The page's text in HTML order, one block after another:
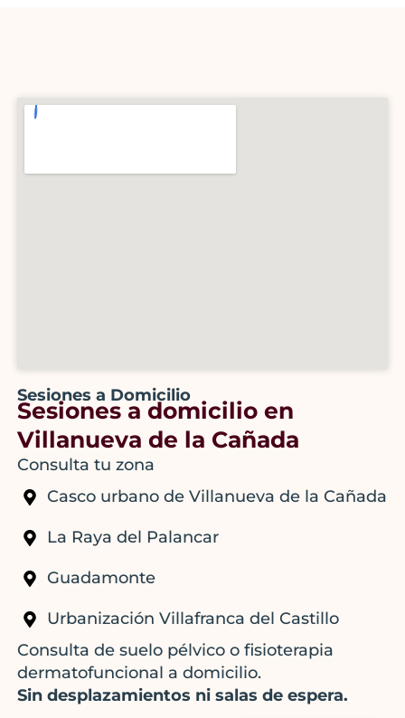
Sesiones a Domicilio
Sesiones a domicilio en
Villanueva de la Cañada
Consulta tu zona
Casco urbano de Villanueva de la Cañada
La Raya del Palancar
Guadamonte
Urbanización Villafranca del Castillo
Consulta de suelo pélvico o fisioterapia
dermatofuncional a domicilio.
Sin desplazamientos ni salas de espera.